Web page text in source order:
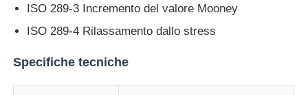
apparecchiatura di collaudo di gomma
ISO 289-3 Incremento del valore Mooney
ISO 289-4 Rilassamento dallo stress
Specifiche tecniche